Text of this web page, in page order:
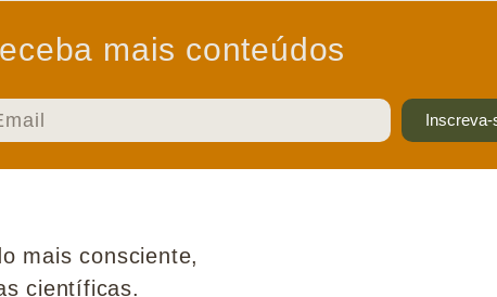
mais conteúdos
Inscreva-
mais consciente,
científicas.